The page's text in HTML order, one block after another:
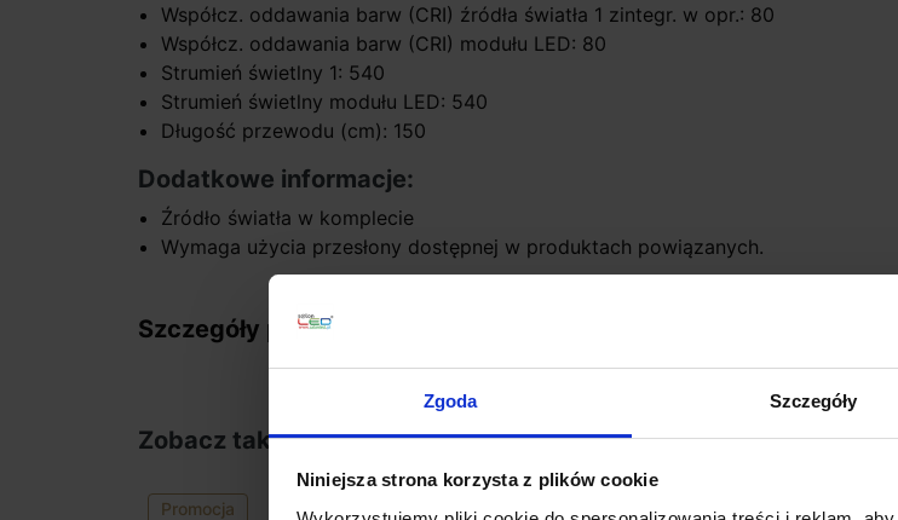
Zgoda Szczegóły
Niniejsza strona korzysta z plików cookie
Współcz. oddawania barw (CRI) źródła światła 1 zintegr. w opr.: 80
Współcz. oddawania barw (CRI) modułu LED: 80
Strumień świetlny 1: 540
Strumień świetlny modułu LED: 540
Długość przewodu (cm): 150
Dodatkowe informacje:
Źródło światła w komplecie
Wymaga użycia przesłony dostępnej w produktach powiązanych.
Szczegóły produktu
Zobacz także
Promocja Promocja